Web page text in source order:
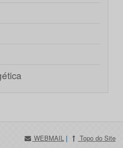
WEBMAIL | Topo do Site